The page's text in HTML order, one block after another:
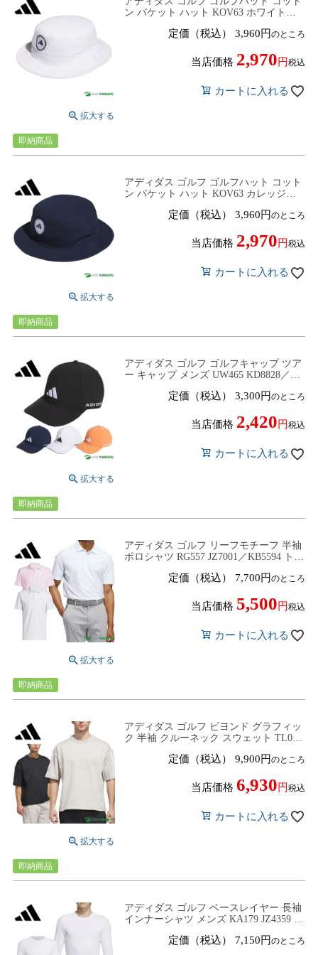
ン バケット ハット KOV63 ホワイト
夏モデル adidas golf 春夏ウェア キャッ
定価（税込） 3,960 のところ
当店価格 2,970 税込
カートに入れる
即納商品
アディダス ゴルフ ゴルフハット コット
ン バケット ハット KOV63 カレッジネ
2024年春夏モデル adidas golf 春夏ウェア
定価（税込） 3,960 のところ
当店価格 2,970 税込
カートに入れる
即納商品
アディダス ゴルフ ゴルフキャップ ツア
ー キャップ メンズ UW465 KD8828／
ア 帽子 ゴルフウェア 2026年春夏モデル
定価（税込） 3,300 のところ
当店価格 2,420 税込
カートに入れる
即納商品
アディダス ゴルフ リーフモチーフ 半袖
ポロシャツ RG557 JZ7001／KB5594 トッ
adidas golf 春夏ウェア
定価（税込） 7,700 のところ
当店価格 5,500 税込
カートに入れる
即納商品
アディダス ゴルフ ビヨンド グラフィッ
ク 半袖 クルーネック スウェット TL001
2026年春夏モデル adidas golf 春夏ウェア
定価（税込） 9,900 のところ
当店価格 6,930 税込
カートに入れる
即納商品
アディダス ゴルフ ベースレイヤー 長袖
インナーシャツ メンズ KA179 JZ4359 ト
adidas golf 春夏ウェア アンダーウェア
定価（税込） 7,150 のところ